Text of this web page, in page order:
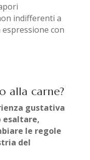
indifferenti a
con
alla carne?
gustativa
esaltare,
le regole
del